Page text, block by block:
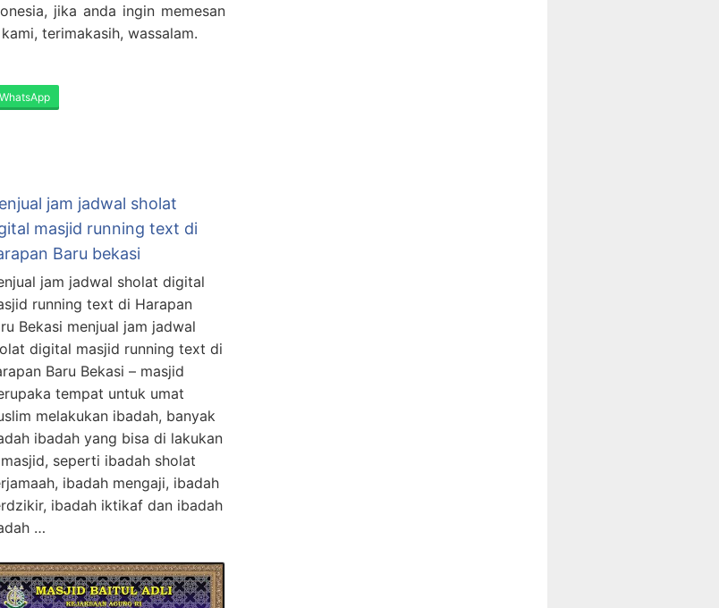
jika anda ingin memesan
terimakasih, wassalam.
WhatsApp
jam jadwal sholat
masjid running text di
Baru bekasi
jam jadwal sholat digital
running text di Harapan
Bekasi menjual jam jadwal
digital masjid running text di
Baru Bekasi – masjid
tempat untuk umat
melakukan ibadah, banyak
ibadah yang bisa di lakukan
seperti ibadah sholat
ibadah mengaji, ibadah
ibadah iktikaf dan ibadah
…